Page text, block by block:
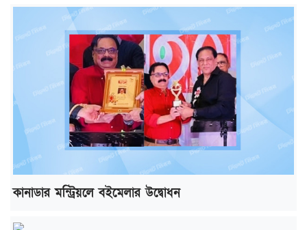
কানাডার মন্ট্রিয়লে বইমেলার উদ্বোধন